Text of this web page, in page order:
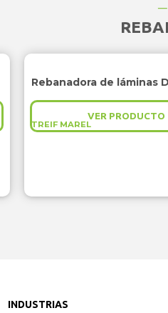
TREIF MAREL
VER PRODUCTO
INDUSTRIAS